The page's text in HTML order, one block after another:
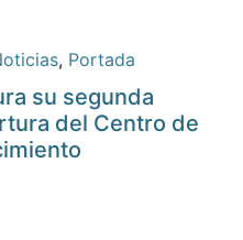
, Portada
su segunda
del Centro de